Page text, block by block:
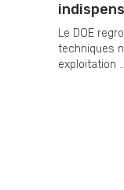
Le DOE
techniques
exploitation